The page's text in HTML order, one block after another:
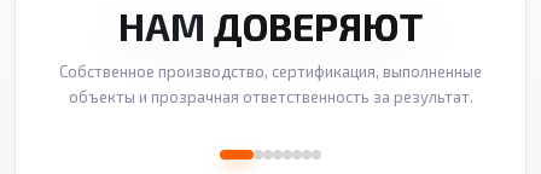
НАМ ДОВЕРЯЮТ
Собственное производство, сертификация, выполненные
объекты и прозрачная ответственность за результат.